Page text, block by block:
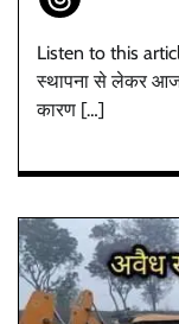
Listen to this
स्थापना से लेकर
कारण […]